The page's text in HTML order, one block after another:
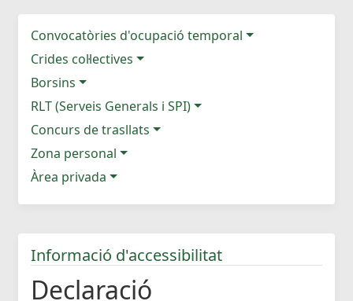
Convocatòries d'ocupació temporal
Crides col·lectives
Borsins
RLT (Serveis Generals i SPI)
Concurs de trasllats
Zona personal
Àrea privada
Informació d'accessibilitat
Declaració